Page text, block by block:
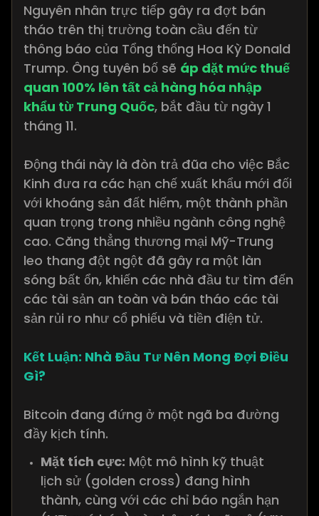
Nguyên nhân trực tiếp gây ra đợt bán
tháo trên thị trường toàn cầu đến từ
thông báo của Tổng thống Hoa Kỳ Donald
Trump. Ông tuyên bố sẽ áp đặt mức thuế
quan 100% lên tất cả hàng hóa nhập
khẩu từ Trung Quốc, bắt đầu từ ngày 1
tháng 11.
Động thái này là đòn trả đũa cho việc Bắc
Kinh đưa ra các hạn chế xuất khẩu mới đối
với khoáng sản đất hiếm, một thành phần
quan trọng trong nhiều ngành công nghệ
cao. Căng thẳng thương mại Mỹ-Trung
leo thang đột ngột đã gây ra một làn
sóng bất ổn, khiến các nhà đầu tư tìm đến
các tài sản an toàn và bán tháo các tài
sản rủi ro như cổ phiếu và tiền điện tử.
Kết Luận: Nhà Đầu Tư Nên Mong Đợi Điều
Gì?
Bitcoin đang đứng ở một ngã ba đường
đầy kịch tính.
Mặt tích cực: Một mô hình kỹ thuật
lịch sử (golden cross) đang hình
thành, cùng với các chỉ báo ngắn hạn